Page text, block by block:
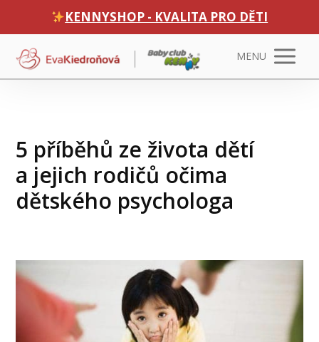
KENNYSHOP - KVALITA PRO DĚTI
MENU
5 příběhů ze života dětí
a jejich rodičů očima
dětského psychologa